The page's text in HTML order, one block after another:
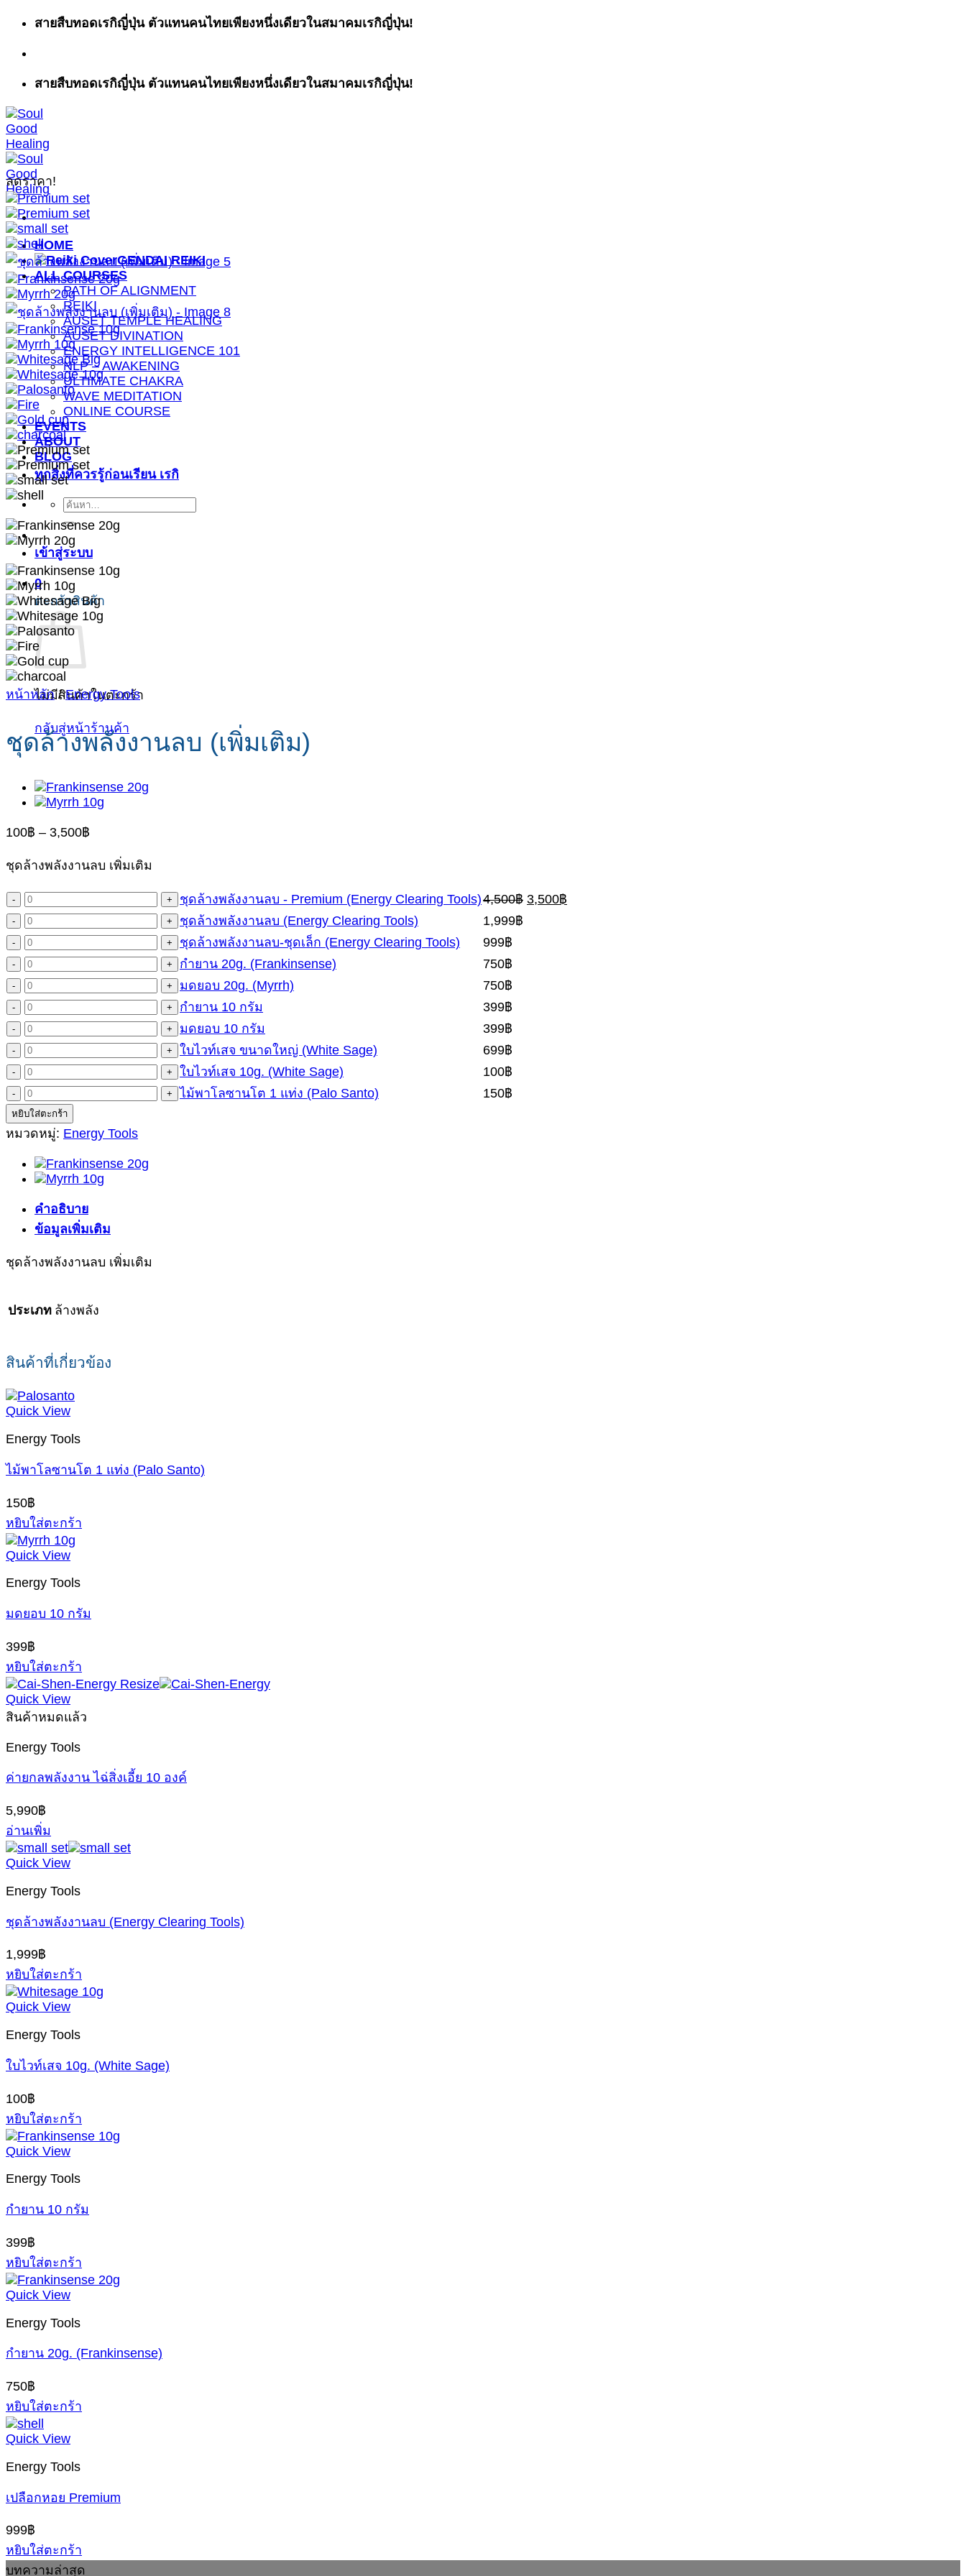
ข้าม
เนื้อหา
สายสืบทอดเรกิญี่ปุ่น ตัวแทนคนไทยเพียงหนึ่งเดียวในสมาคมเรกิญี่ปุ่น!
สายสืบทอดเรกิญี่ปุ่น ตัวแทนคนไทยเพียงหนึ่งเดียวในสมาคมเรกิญี่ปุ่น!
HOME
GENDAI REIKI
ALL COURSES
PATH OF ALIGNMENT
REIKI
AUSET TEMPLE HEALING
AUSET DIVINATION
ENERGY INTELLIGENCE 101
NLP – AWAKENING
ULTIMATE CHAKRA
WAVE MEDITATION
ONLINE COURSE
EVENTS
ABOUT
BLOG
ทุกสิ่งที่ควรรู้ก่อนเรียน เรกิ
ค้นหา:
เข้าสู่ระบบ
0
ตะกร้าสินค้า
ไม่มีสินค้าในตะกร้า
กลับสู่หน้าร้านค้า
ลดราคา!
หน้าหลัก / Energy Tools
ชุดล้างพลังงานลบ (เพิ่มเติม)
100฿ – 3,500฿
100฿
3,500฿
ชุดล้างพลังงานลบ เพิ่มเติม
จำนวน
ชุด
ล้าง
พลังงาน
ลบ
-
Premium
(Energy
Clearing
Tools)
ชิ้น
ชุดล้างพลังงานลบ - Premium (Energy Clearing Tools)4,500฿ Original
3,500฿
จำนวน
ชุด
ล้าง
พลังงาน
ลบ
(Energy
Clearing
Tools)
ชิ้น
ชุดล้างพลังงานลบ (Energy Clearing Tools) 1,999฿
จำนวน
ชุด
ล้าง
พลังงาน
ลบ-
ชุด
เล็ก
(Energy
Clearing
Tools)
ชิ้น
ชุดล้างพลังงานลบ-ชุดเล็ก (Energy Clearing Tools) 999฿
จำนวน
กำยาน
20g.
(Frankinsense)
ชิ้น
กำยาน 20g. (Frankinsense) 750฿
จำนวน
มดยอบ
20g.
(Myrrh)
ชิ้น
มดยอบ 20g. (Myrrh) 750฿
จำนวน
กำยาน
10
กรัม
ชิ้น
กำยาน 10 กรัม 399฿
จำนวน
มดยอบ
10
กรัม
ชิ้น
มดยอบ 10 กรัม 399฿
จำนวน
ใบ
ไวท์
เสจ
ขนาด
(White
Sage)
ชิ้น
ใบไวท์เสจ ขนาดใหญ่ (White Sage) 699฿
จำนวน
ใบ
ไวท์
เสจ
(White
Sage)
ใบไวท์เสจ 10g. (White Sage) 100฿
จำนวน
ไม้
พาโล
ซาน
โต
แท่ง
(Palo
ชิ้น
ไม้พาโลซานโต 1 แท่ง (Palo Santo) 150฿
หยิบใส่ตะกร้า
หมวดหมู่: Energy Tools
คำอธิบาย
ข้อมูลเพิ่มเติม
ชุดล้างพลังงานลบ เพิ่มเติม
ประเภท ล้างพลัง
สินค้าที่เกี่ยวข้อง
Quick View
Energy Tools
ไม้พาโลซานโต 1 แท่ง (Palo Santo)
150฿
หยิบใส่ตะกร้า
Quick View
Energy Tools
มดยอบ 10 กรัม
399฿
หยิบใส่ตะกร้า
Quick View
สินค้าหมดแล้ว
Energy Tools
ค่ายกลพลังงาน ไฉ่สิ่งเอี้ย 10 องค์
5,990฿
อ่านเพิ่ม
Quick View
Energy Tools
ชุดล้างพลังงานลบ (Energy Clearing Tools)
1,999฿
หยิบใส่ตะกร้า
Quick View
Energy Tools
ใบไวท์เสจ 10g. (White Sage)
100฿
หยิบใส่ตะกร้า
Quick View
Energy Tools
กำยาน 10 กรัม
399฿
หยิบใส่ตะกร้า
Quick View
Energy Tools
กำยาน 20g. (Frankinsense)
750฿
หยิบใส่ตะกร้า
Quick View
Energy Tools
เปลือกหอย Premium
999฿
หยิบใส่ตะกร้า
บทความล่าสุด